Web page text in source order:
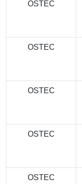
OSTEC
OSTEC
OSTEC
OSTEC
OSTEC